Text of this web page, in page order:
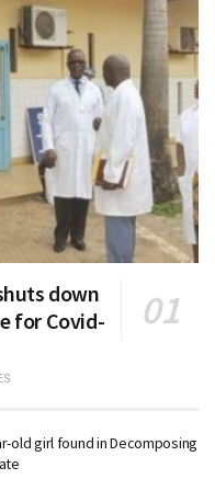
down
for Covid-
old girl found in Decomposing